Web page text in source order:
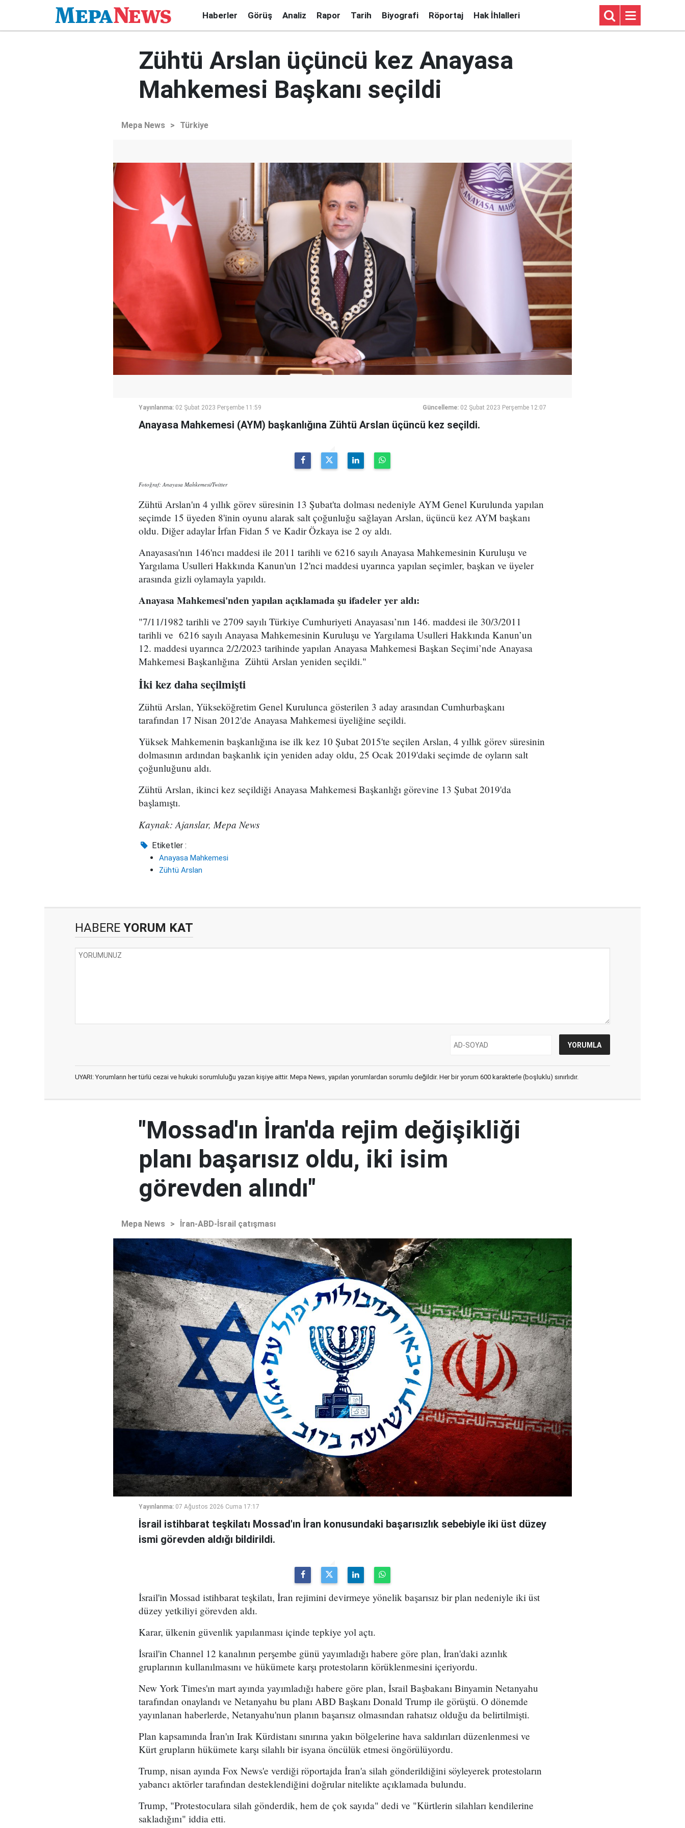
Haberler Görüş Analiz Rapor Tarih Biyografi Röportaj Hak İhlalleri
Zühtü Arslan üçüncü kez Anayasa
Mahkemesi Başkanı seçildi
Mepa News > Türkiye
Yayınlanma: 02 Şubat 2023 Perşembe 11:59 Güncelleme: 02 Şubat 2023 Perşembe 12:07
Anayasa Mahkemesi (AYM) başkanlığına Zühtü Arslan üçüncü kez seçildi.
Fotoğraf: Anayasa Mahkemesi/Twitter
Zühtü Arslan'ın 4 yıllık görev süresinin 13 Şubat'ta dolması nedeniyle AYM Genel Kurulunda yapılan
seçimde 15 üyeden 8'inin oyunu alarak salt çoğunluğu sağlayan Arslan, üçüncü kez AYM başkanı
oldu. Diğer adaylar İrfan Fidan 5 ve Kadir Özkaya ise 2 oy aldı.
Anayasası'nın 146'ncı maddesi ile 2011 tarihli ve 6216 sayılı Anayasa Mahkemesinin Kuruluşu ve
Yargılama Usulleri Hakkında Kanun'un 12'nci maddesi uyarınca yapılan seçimler, başkan ve üyeler
arasında gizli oylamayla yapıldı.
Anayasa Mahkemesi'nden yapılan açıklamada şu ifadeler yer aldı:
"7/11/1982 tarihli ve 2709 sayılı Türkiye Cumhuriyeti Anayasası’nın 146. maddesi ile 30/3/2011
tarihli ve 6216 sayılı Anayasa Mahkemesinin Kuruluşu ve Yargılama Usulleri Hakkında Kanun’un
12. maddesi uyarınca 2/2/2023 tarihinde yapılan Anayasa Mahkemesi Başkan Seçimi’nde Anayasa
Mahkemesi Başkanlığına Zühtü Arslan yeniden seçildi."
İki kez daha seçilmişti
Zühtü Arslan, Yükseköğretim Genel Kurulunca gösterilen 3 aday arasından Cumhurbaşkanı
tarafından 17 Nisan 2012'de Anayasa Mahkemesi üyeliğine seçildi.
Yüksek Mahkemenin başkanlığına ise ilk kez 10 Şubat 2015'te seçilen Arslan, 4 yıllık görev süresinin
dolmasının ardından başkanlık için yeniden aday oldu, 25 Ocak 2019'daki seçimde de oyların salt
çoğunluğunu aldı.
Zühtü Arslan, ikinci kez seçildiği Anayasa Mahkemesi Başkanlığı görevine 13 Şubat 2019'da
başlamıştı.
Kaynak: Ajanslar, Mepa News
Etiketler :
Anayasa Mahkemesi
Zühtü Arslan
HABERE YORUM KAT
UYARI: Yorumların her türlü cezai ve hukuki sorumluluğu yazan kişiye aittir. Mepa News, yapılan yorumlardan sorumlu değildir. Her bir yorum 600 karakterle (boşluklu) sınırlıdır.
"Mossad'ın İran'da rejim değişikliği
planı başarısız oldu, iki isim
görevden alındı"
Mepa News > İran-ABD-İsrail çatışması
Yayınlanma: 07 Ağustos 2026 Cuma 17:17
İsrail istihbarat teşkilatı Mossad'ın İran konusundaki başarısızlık sebebiyle iki üst düzey
ismi görevden aldığı bildirildi.
İsrail'in Mossad istihbarat teşkilatı, İran rejimini devirmeye yönelik başarısız bir plan nedeniyle iki üst
düzey yetkiliyi görevden aldı.
Karar, ülkenin güvenlik yapılanması içinde tepkiye yol açtı.
İsrail'in Channel 12 kanalının perşembe günü yayımladığı habere göre plan, İran'daki azınlık
gruplarının kullanılmasını ve hükümete karşı protestoların körüklenmesini içeriyordu.
New York Times'ın mart ayında yayımladığı habere göre plan, İsrail Başbakanı Binyamin Netanyahu
tarafından onaylandı ve Netanyahu bu planı ABD Başkanı Donald Trump ile görüştü. O dönemde
yayınlanan haberlerde, Netanyahu'nun planın başarısız olmasından rahatsız olduğu da belirtilmişti.
Plan kapsamında İran'ın Irak Kürdistanı sınırına yakın bölgelerine hava saldırıları düzenlenmesi ve
Kürt grupların hükümete karşı silahlı bir isyana öncülük etmesi öngörülüyordu.
Trump, nisan ayında Fox News'e verdiği röportajda İran'a silah gönderildiğini söyleyerek protestoların
yabancı aktörler tarafından desteklendiğini doğrular nitelikte açıklamada bulundu.
Trump, "Protestoculara silah gönderdik, hem de çok sayıda" dedi ve "Kürtlerin silahları kendilerine
sakladığını" iddia etti.